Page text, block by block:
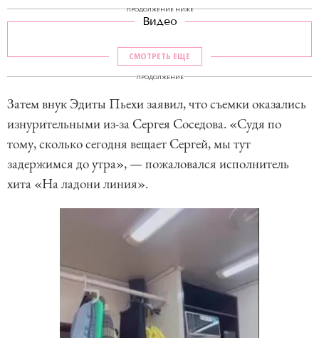
ПРОДОЛЖЕНИЕ НИЖЕ
Видео
СМОТРЕТЬ ЕЩЕ
ПРОДОЛЖЕНИЕ
Затем внук Эдиты Пьехи заявил, что съемки оказались
изнурительными из-за Сергея Соседова. «Судя по
тому, сколько сегодня вещает Сергей, мы тут
задержимся до утра», — пожаловался исполнитель
хита «На ладони линия».